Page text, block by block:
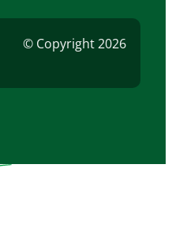
© Copyright 2026